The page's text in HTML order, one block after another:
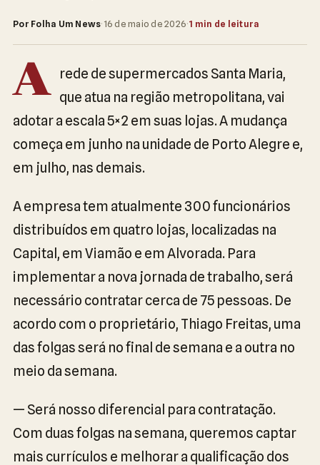
Por Folha Um News· 16 de maio de 2026·1 min de leitura
A
rede de supermercados Santa Maria,
que atua na região metropolitana, vai
adotar a escala 5×2 em suas lojas. A mudança
começa em junho na unidade de Porto Alegre e,
em julho, nas demais.
A empresa tem atualmente 300 funcionários
distribuídos em quatro lojas, localizadas na
Capital, em Viamão e em Alvorada. Para
implementar a nova jornada de trabalho, será
necessário contratar cerca de 75 pessoas. De
acordo com o proprietário, Thiago Freitas, uma
das folgas será no final de semana e a outra no
meio da semana.
— Será nosso diferencial para contratação.
Com duas folgas na semana, queremos captar
mais currículos e melhorar a qualificação dos